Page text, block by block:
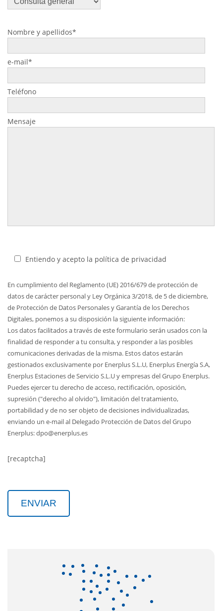
Nombre y apellidos*
e-mail*
Teléfono
Mensaje
Entiendo y acepto la política de privacidad
En cumplimiento del Reglamento (UE) 2016/679 de protección de
datos de carácter personal y Ley Orgánica 3/2018, de 5 de diciembre,
de Protección de Datos Personales y Garantía de los Derechos
Digitales, ponemos a su disposición la siguiente información:
Los datos facilitados a través de este formulario serán usados con la
finalidad de responder a tu consulta, y responder a las posibles
comunicaciones derivadas de la misma. Estos datos estarán
gestionados exclusivamente por Enerplus S.L.U, Enerplus Energía S.A,
Enerplus Estaciones de Servicio S.L.U y empresas del Grupo Enerplus.
Puedes ejercer tu derecho de acceso, rectificación, oposición,
supresión ("derecho al olvido"), limitación del tratamiento,
portabilidad y de no ser objeto de decisiones individualizadas,
enviando un e-mail al Delegado Protección de Datos del Grupo
Enerplus: dpo@enerplus.es
[recaptcha]